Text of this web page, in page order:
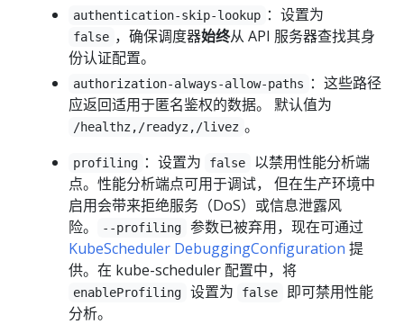
authentication-skip-lookup ：设置为
false ，确保调度器始终从 API 服务器查找其身
份认证配置。
authorization-always-allow-paths
：这些路径
应返回适用于匿名鉴权的数据。 默认值为
/healthz,/readyz,/livez 。
profiling ：设置为 false
以禁用性能分析端
点。性能分析端点可用于调试， 但在生产环境中
启用会带来拒绝服务（DoS）或信息泄露风
险。
--profiling
参数已被弃用，现在可通过
KubeScheduler DebuggingConfiguration 提
供。在 kube-scheduler 配置中，将
enableProfiling 设置为 false
即可禁用性能
分析。